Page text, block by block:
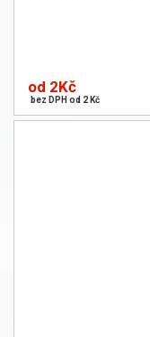
od 2Kč
bez DPH od 2 Kč